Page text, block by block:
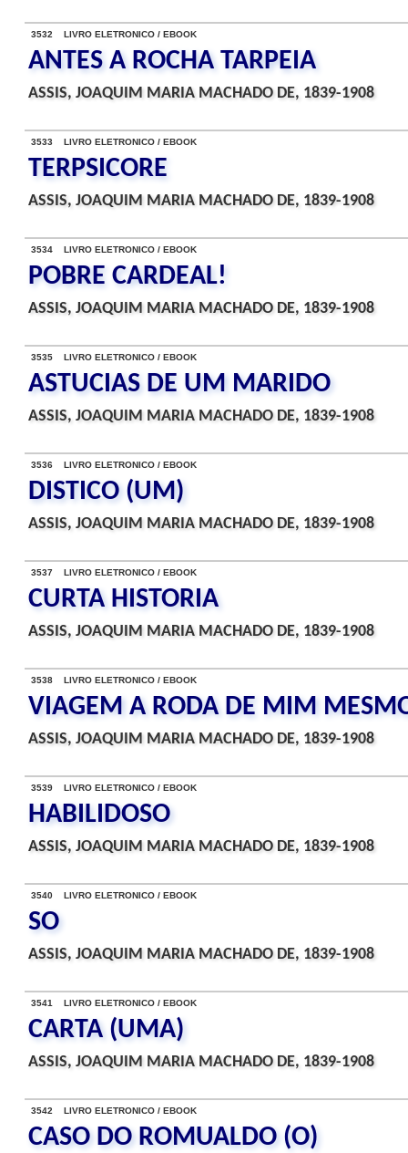
3532 LIVRO ELETRONICO / EBOOK
ANTES A ROCHA TARPEIA
ASSIS, JOAQUIM MARIA MACHADO DE, 1839-1908
3533 LIVRO ELETRONICO / EBOOK
TERPSICORE
ASSIS, JOAQUIM MARIA MACHADO DE, 1839-1908
3534 LIVRO ELETRONICO / EBOOK
POBRE CARDEAL!
ASSIS, JOAQUIM MARIA MACHADO DE, 1839-1908
3535 LIVRO ELETRONICO / EBOOK
ASTUCIAS DE UM MARIDO
ASSIS, JOAQUIM MARIA MACHADO DE, 1839-1908
3536 LIVRO ELETRONICO / EBOOK
DISTICO (UM)
ASSIS, JOAQUIM MARIA MACHADO DE, 1839-1908
3537 LIVRO ELETRONICO / EBOOK
CURTA HISTORIA
ASSIS, JOAQUIM MARIA MACHADO DE, 1839-1908
3538 LIVRO ELETRONICO / EBOOK
VIAGEM A RODA DE MIM
ASSIS, JOAQUIM MARIA MACHADO DE, 1839-1908
3539 LIVRO ELETRONICO / EBOOK
HABILIDOSO
ASSIS, JOAQUIM MARIA MACHADO DE, 1839-1908
3540 LIVRO ELETRONICO / EBOOK
SO
ASSIS, JOAQUIM MARIA MACHADO DE, 1839-1908
3541 LIVRO ELETRONICO / EBOOK
CARTA (UMA)
ASSIS, JOAQUIM MARIA MACHADO DE, 1839-1908
3542 LIVRO ELETRONICO / EBOOK
CASO DO ROMUALDO (O)